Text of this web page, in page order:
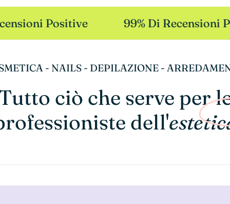
Positive 99% Di Recensioni
- NAILS - DEPILAZIONE -
ciò che serve per
dell'